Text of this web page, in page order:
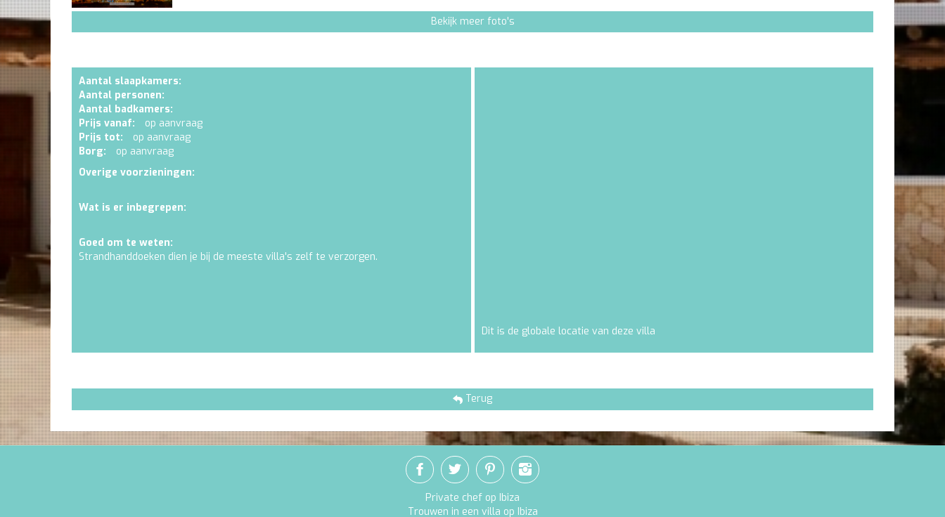
Bekijk meer foto's
Aantal slaapkamers:
Aantal personen:
Aantal badkamers:
Prijs vanaf:
op aanvraag
Prijs tot:
op aanvraag
Borg:
op aanvraag
Overige voorzieningen:
Wat is er inbegrepen:
Goed om te weten:
Strandhanddoeken dien je bij de meeste villa's zelf te verzorgen.
Dit is de globale locatie van deze villa
Terug
Private chef op Ibiza
Trouwen in een villa op Ibiza